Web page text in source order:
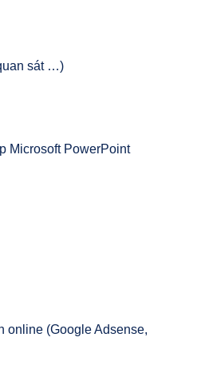
sát …)
Microsoft PowerPoint
online (Google Adsense,